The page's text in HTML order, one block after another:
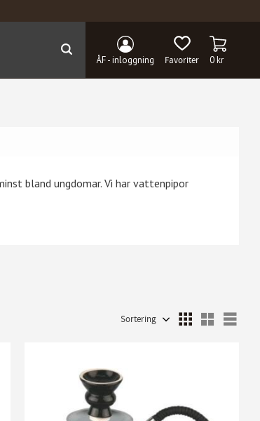
ÅF - inloggning FAVORITER0kr
bland ungdomar. Vi har vattenpipor